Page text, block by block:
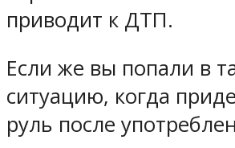
приводит к ДТП.
Если же вы попали в
ситуацию, когда
руль после